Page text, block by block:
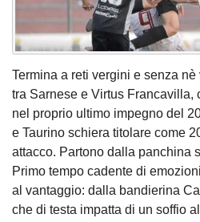
Termina a reti vergini e senza
tra Sarnese e Virtus Francavilla,
nel proprio ultimo impegno del
e Taurino schiera titolare come
attacco. Partono dalla panchina
Primo tempo cadente di
al vantaggio: dalla bandierina
che di testa impatta di un soffio